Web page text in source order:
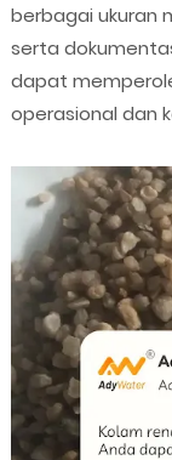
berbagai ukuran
serta
dapat
operasional dan